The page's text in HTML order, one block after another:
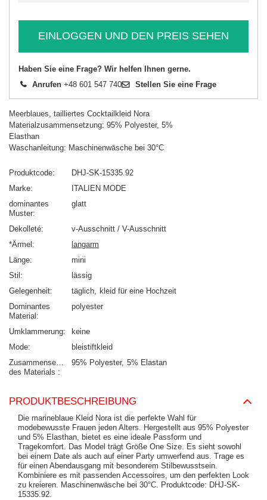
EINLOGGEN UND DEN PREIS SEHEN
Haben Sie eine Frage? Wir helfen Ihnen gerne.
Anrufen +48 601 547 740 Stellen Sie eine Frage
Meerblaues, tailliertes Cocktailkleid Nora
Materialzusammensetzung: 95% Polyester, 5%
Elasthan
Waschanleitung: Maschinenwäsche bei 30°C
Produktcode
DHJ-SK-15335.92
Marke
ITALIEN MODE
dominantes
Muster
glatt
Dekolleté
v-Ausschnitt / V-Ausschnitt
*Ärmel
langarm
Länge
mini
Stil
lässig
Gelegenheit
täglich
kleid für eine Hochzeit
Dominantes
Material
polyester
Umklammerung
keine
Mode
bleistiftkleid
Zusammensetzung
des Materials
95% Polyester 5% Elastan
PRODUKTBESCHREIBUNG
Die marineblaue Kleid Nora ist die perfekte Wahl für
modebewusste Frauen jeden Alters. Hergestellt aus 95% Polyester
und 5% Elasthan, bietet es eine ideale Passform und
Tragekomfort. Das Model trägt Größe One Size. Es sieht sowohl
bei einem Date als auch auf einer Party umwerfend aus. Trage es
für einen Abendausgang mit besonderem Stilbewusstsein.
Kombiniere es mit passenden Accessoires, um den perfekten Look
zu kreieren. Maschinenwäsche bei 30°C. Produktcode: DHJ-SK-
15335.92.